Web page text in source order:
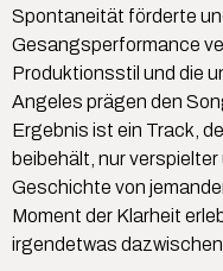
Spontaneität förderte
Gesangsperformance
Produktionsstil und die
Angeles prägen den
Ergebnis ist ein Track,
beibehält, nur
Geschichte von
Moment der Klarheit
irgendetwas